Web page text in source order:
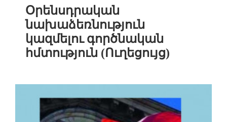
Օրենսդրական
նախաձեռնություն
կազմելու գործնական
հմտություն (Ուղեցույց)